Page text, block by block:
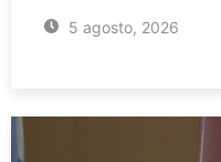
5 agosto, 2026